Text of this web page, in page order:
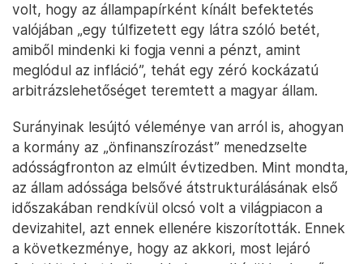
volt, hogy az állampapírként kínált befektetés
valójában „egy túlfizetett egy látra szóló betét,
amiből mindenki ki fogja venni a pénzt, amint
meglódul az infláció”, tehát egy zéró kockázatú
arbitrázslehetőséget teremtett a magyar állam.
Surányinak lesújtó véleménye van arról is, ahogyan
a kormány az „önfinanszírozást” menedzselte
adósságfronton az elmúlt évtizedben. Mint mondta,
az állam adóssága belsővé átstrukturálásának első
időszakában rendkívül olcsó volt a világpiacon a
devizahitel, azt ennek ellenére kiszorították. Ennek
a következménye, hogy az akkori, most lejáró